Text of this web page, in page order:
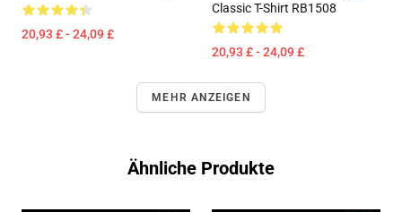
20,93 £ - 24,09 £
Classic T-Shirt RB1508
20,93 £ - 24,09 £
MEHR ANZEIGEN
Ähnliche Produkte